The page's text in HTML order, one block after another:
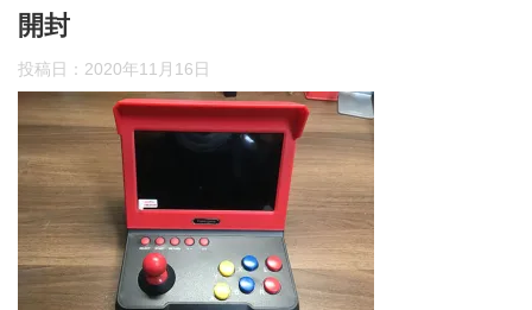
開封
投稿日： 2020年11月16日